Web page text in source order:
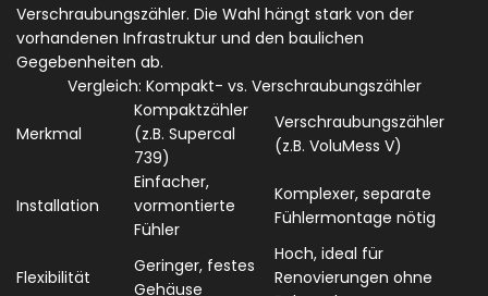
Verschraubungszähler. Die Wahl hängt stark von der
vorhandenen Infrastruktur und den baulichen
Gegebenheiten ab.
Vergleich: Kompakt- vs. Verschraubungszähler
Merkmal
Kompaktzähler
(z.B. Supercal
739)
Verschraubungszähler
(z.B. VoluMess V)
Installation
Einfacher,
vormontierte
Fühler
Komplexer, separate
Fühlermontage nötig
Flexibilität
Geringer, festes
Gehäuse
Hoch, ideal für
Renovierungen ohne